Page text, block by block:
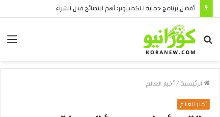
أفضل برنامج حماية للكمبيوتر: أهم النصائح قبل الشراء
بحث
عن
الرئيسية/أخبار العالم
أخبار العالم